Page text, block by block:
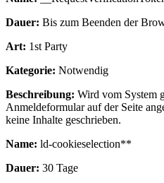
Dauer: Bis zum Beenden der
Art: 1st Party
Kategorie: Notwendig
Beschreibung: Wird vom System
Anmeldeformular auf der Seite
keine Inhalte geschrieben.
Name: ld-cookieselection**
Dauer: 30 Tage